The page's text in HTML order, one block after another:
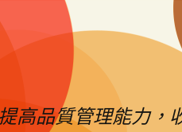
高品質管理能力，